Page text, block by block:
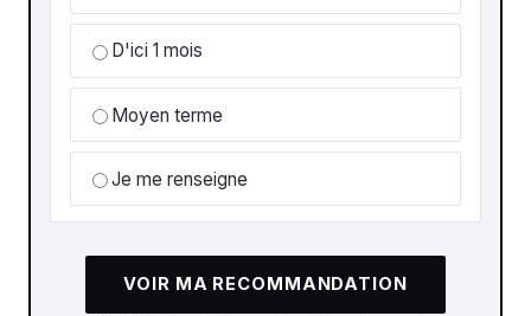
D'ici 1 mois
Moyen terme
Je me renseigne
VOIR MA RECOMMANDATION